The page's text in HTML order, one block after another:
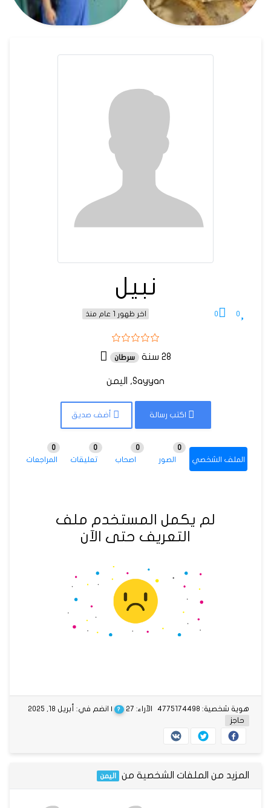
نبيل
0
0 اخر ظهور 1 عام منذ
28 سنة سرطان
Sayyan, اليمن
اكتب رسالة أضف صديق
الملف الشخصي الصور
0
اصحاب
0
تعليقات
0
المراجعات
0
لم يكمل المستخدم ملف
التعريف حتى الآن
الآراء: 27 ? | انضم في: أبريل 18, 2025
هوية شخصية: 4775174498
حاجز
المزيد من الملفات الشخصية من اليمن